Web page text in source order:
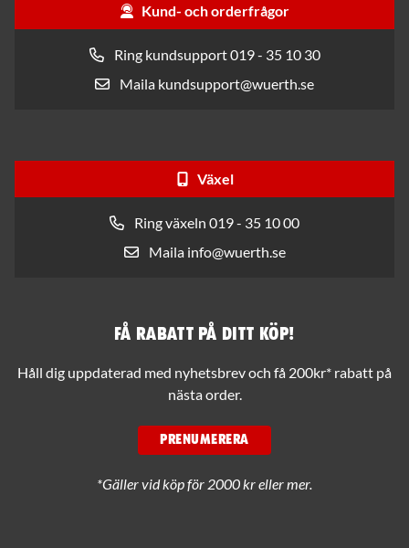
Kund- och orderfrågor
Ring kundsupport 019 - 35 10 30
Maila kundsupport@wuerth.se
Växel
Ring växeln 019 - 35 10 00
Maila info@wuerth.se
Få rabatt på ditt köp!
Håll dig uppdaterad med nyhetsbrev och få 200kr* rabatt på
nästa order.
PRENUMERERA
*Gäller vid köp för 2000 kr eller mer.